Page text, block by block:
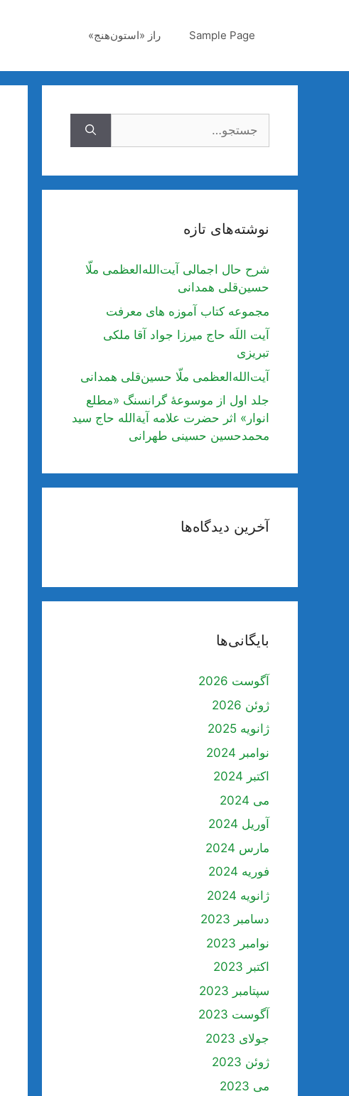
Sample Page راز «استون‌هنج»
نوشته‌های تازه
شرح حال اجمالی آیت‌الله‌العظمی ملّا
حسین‌قلی همدانی
مجموعه کتاب آموزه های معرفت
آیت اللَه حاج میرزا جواد آقا ملکی
تبریزی
آیت‌الله‌العظمی ملّا حسین‌قلی همدانی
جلد اول از موسوعۀ گرانسنگ «مطلع
انوار» اثر حضرت علامه آیة‌الله حاج سید
محمدحسین حسینی طهرانی
آخرین دیدگاه‌ها
بایگانی‌ها
آگوست 2026
ژوئن 2026
ژانویه 2025
نوامبر 2024
اکتبر 2024
می 2024
آوریل 2024
مارس 2024
فوریه 2024
ژانویه 2024
دسامبر 2023
نوامبر 2023
اکتبر 2023
سپتامبر 2023
آگوست 2023
جولای 2023
ژوئن 2023
می 2023